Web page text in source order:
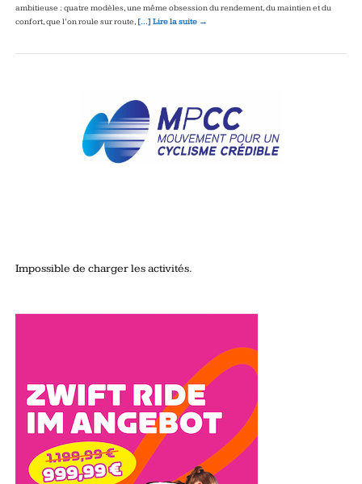
ambitieuse : quatre modèles, une même obsession du rendement, du maintien et du
confort, que l’on roule sur route, […] Lire la suite →
Impossible de charger les activités.